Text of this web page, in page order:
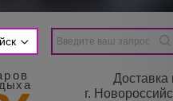
Доставка
г.